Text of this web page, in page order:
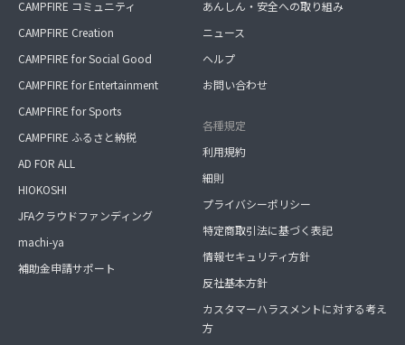
CAMPFIRE コミュニティ
CAMPFIRE Creation
CAMPFIRE for Social Good
CAMPFIRE for Entertainment
CAMPFIRE for Sports
CAMPFIRE ふるさと納税
AD FOR ALL
HIOKOSHI
JFAクラウドファンディング
machi-ya
補助金申請サポート
あんしん・安全への取り組み
ニュース
ヘルプ
お問い合わせ
各種規定
利用規約
細則
プライバシーポリシー
特定商取引法に基づく表記
情報セキュリティ方針
反社基本方針
カスタマーハラスメントに対する考え
方